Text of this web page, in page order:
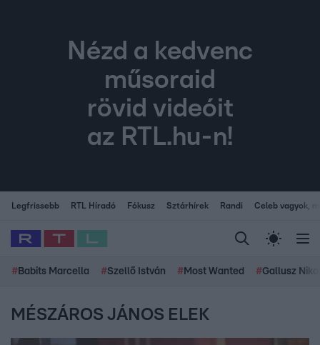
Nézd a kedvenc
műsoraid
rövid videóit
az RTL.hu-n!
Legfrissebb RTL Híradó Fókusz Sztárhírek Randi Celeb vagyok,
# Babits Marcella #Szellő István # Most Wanted #Gallusz
MÉSZÁROS JÁNOS ELEK